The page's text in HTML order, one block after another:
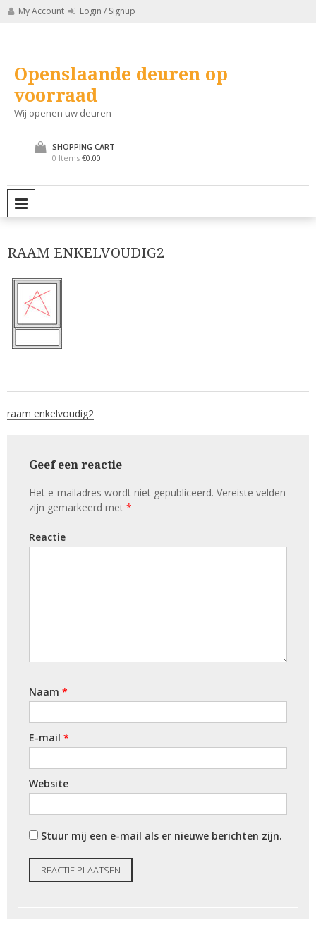
SkipMy Account Login / Signup
Openslaande deuren op
voorraad
Wij openen uw deuren
SHOPPING CART
0 Items €0.00
RAAM ENKELVOUDIG2
raam enkelvoudig2
Geef een reactie
Het e-mailadres wordt niet gepubliceerd. Vereiste velden
zijn gemarkeerd met *
Reactie
Naam *
E-mail *
Website
Stuur mij een e-mail als er nieuwe berichten zijn.